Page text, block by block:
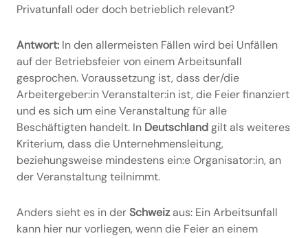
Privatunfall oder doch betrieblich relevant?
Antwort: In den allermeisten Fällen wird bei Unfällen
auf der Betriebsfeier von einem Arbeitsunfall
gesprochen. Voraussetzung ist, dass der/die
Arbeitergeber:in Veranstalter:in ist, die Feier finanziert
und es sich um eine Veranstaltung für alle
Beschäftigten handelt. In Deutschlandgilt als weiteres
Kriterium, dass die Unternehmensleitung,
beziehungsweise mindestens ein:e Organisator:in, an
der Veranstaltung teilnimmt.
Anders sieht es in derSchweizaus: Ein Arbeitsunfall
kann hier nur vorliegen, wenn die Feier an einem